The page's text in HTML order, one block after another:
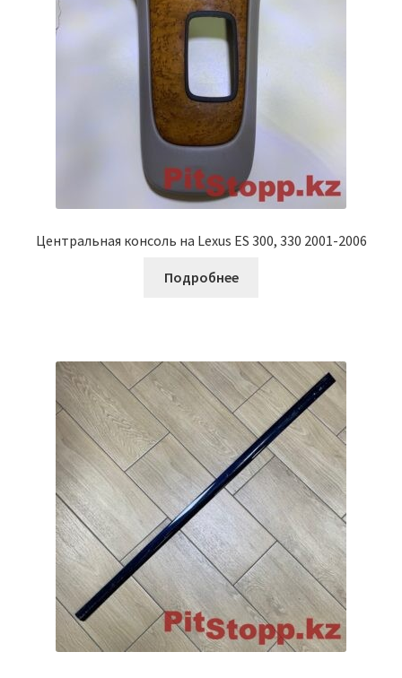
Центральная консоль на Lexus ES 300, 330 2001-2006
Подробнее